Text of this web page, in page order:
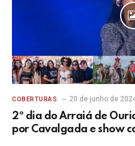
COBERTURAS 20 de junho de
2º dia do Arraiá de
por Cavalgada e show